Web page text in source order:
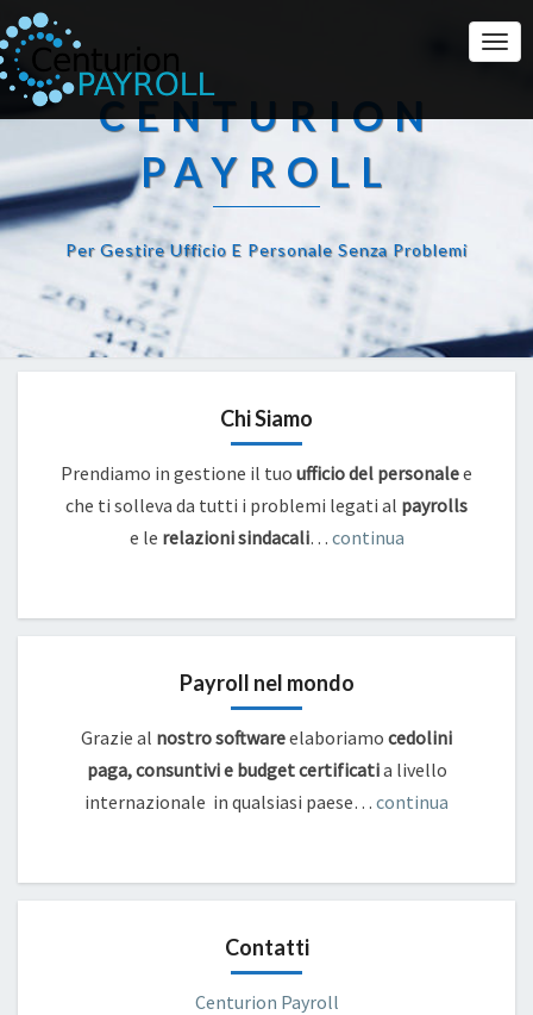
CENTURION
PAYROLL
Per Gestire Ufficio E Personale Senza Problemi
Chi Siamo
Prendiamo in gestione il tuo ufficio del personalee
che ti solleva da tutti i problemi legati al payrolls
e le relazioni sindacali… continua
Payroll nel mondo
Grazie al nostro softwareelaboriamo cedolini
paga, consuntivi e budget certificatia livello
internazionale in qualsiasi paese… continua
Contatti
Centurion Payroll